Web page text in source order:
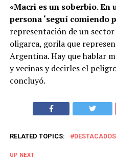
«Macri es un soberbio.
persona ‘seguí comiendo
representación de un
oligarca, gorila que
Argentina. Hay que hablar
y vecinas y decirles el
concluyó.
RELATED TOPICS: DESTACADOS
UP NEXT